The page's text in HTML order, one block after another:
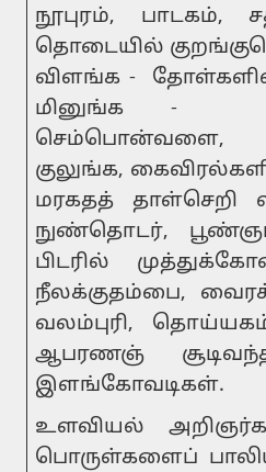
நூபுரம்,
தொடையில்
விளங்க -
மினுங்க -
செம்பொன்வளை,
குலுங்க,
மரகதத் தாள்செறி
நுண்தொடர்,
பிடரில்
நீலக்குதம்பை,
வலம்புரி,
ஆபரணஞ்
இளங்கோவடிகள்.
உளவியல்
பொருள்களைப்